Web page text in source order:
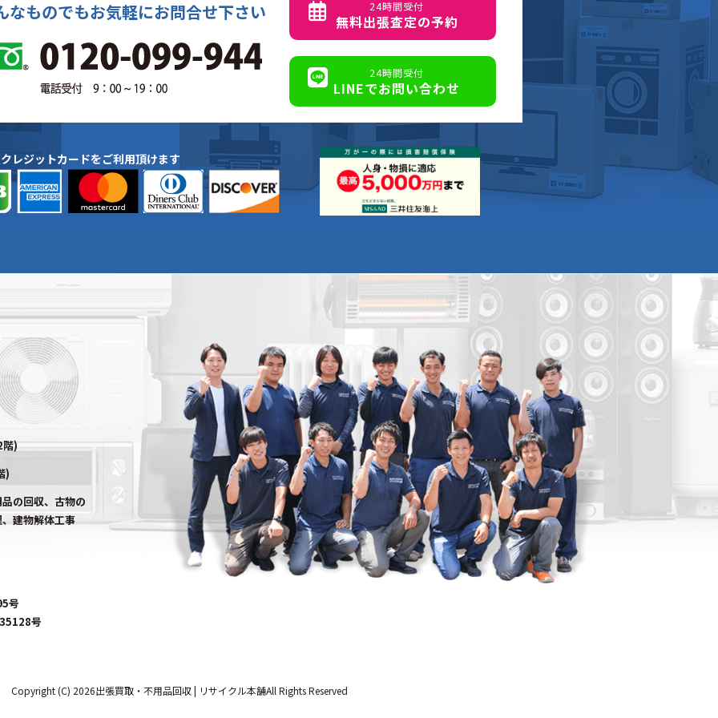
なものでもお気軽にお問合せ下さい 24時間受付
無料出張査定の予約
24時間受付
LINEでお問い合わせ
レジットカードをご利用頂けます
)
)
の回収、古物の
建物解体工事
号
号
Copyright (C) 2026出張買取・不用品回収 | リサイクル本舗All Rights Reserved